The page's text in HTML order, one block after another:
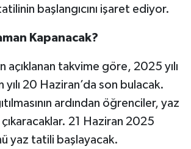
başlangıcını işaret ediyor.
Kapanacak?
açıklanan takvime göre, 2025 yılı
20 Haziran’da son bulacak.
ardından öğrenciler, yaz
21 Haziran 2025
yaz tatili başlayacak.